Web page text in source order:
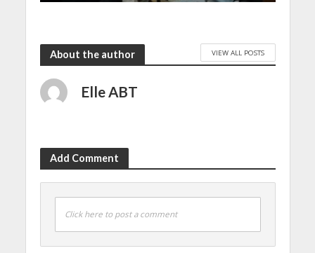
About the author VIEW ALL POSTS
Elle ABT
Add Comment
Click here to post a comment